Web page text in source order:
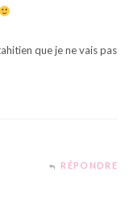
que je ne vais pas
RÉPONDRE